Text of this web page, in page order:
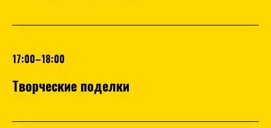
17:00–18:00
Творческие поделки